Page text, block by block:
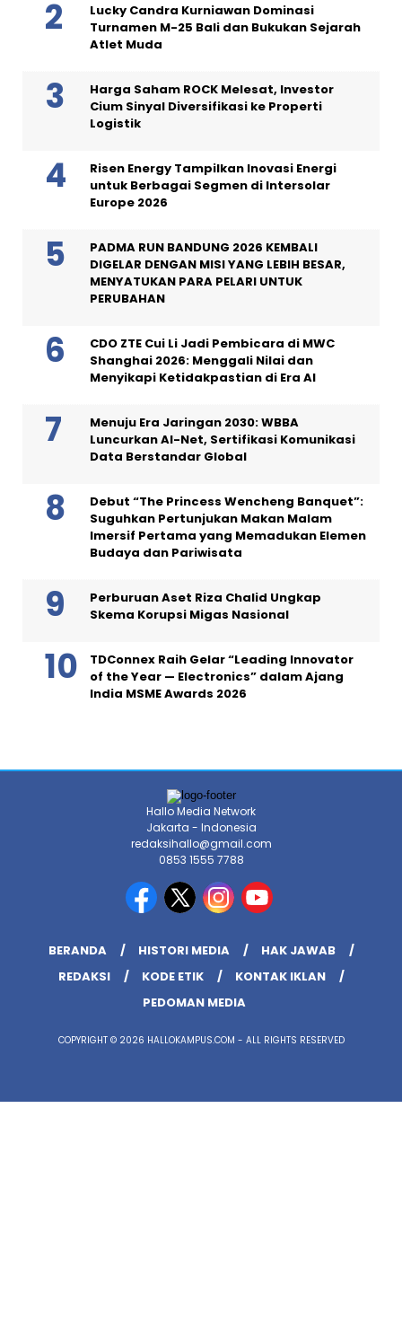
Lucky Candra Kurniawan Dominasi
Turnamen M-25 Bali dan Bukukan Sejarah
Atlet Muda
Harga Saham ROCK Melesat, Investor
Cium Sinyal Diversifikasi ke Properti
Logistik
Risen Energy Tampilkan Inovasi Energi
untuk Berbagai Segmen di Intersolar
Europe 2026
PADMA RUN BANDUNG 2026 KEMBALI
DIGELAR DENGAN MISI YANG LEBIH BESAR,
MENYATUKAN PARA PELARI UNTUK
PERUBAHAN
CDO ZTE Cui Li Jadi Pembicara di MWC
Shanghai 2026: Menggali Nilai dan
Menyikapi Ketidakpastian di Era AI
Menuju Era Jaringan 2030: WBBA
Luncurkan AI-Net, Sertifikasi Komunikasi
Data Berstandar Global
Debut “The Princess Wencheng Banquet”:
Suguhkan Pertunjukan Makan Malam
Imersif Pertama yang Memadukan Elemen
Budaya dan Pariwisata
Perburuan Aset Riza Chalid Ungkap
Skema Korupsi Migas Nasional
TDConnex Raih Gelar “Leading Innovator
of the Year — Electronics” dalam Ajang
India MSME Awards 2026
Hallo Media Network
Jakarta - Indonesia
redaksihallo@gmail.com
0853 1555 7788
BERANDA HISTORI MEDIA
HAK JAWAB
REDAKSI
KODE ETIK
KONTAK IKLAN
PEDOMAN MEDIA
COPYRIGHT © 2026 HALLOKAMPUS.COM - ALL RIGHTS RESERVED